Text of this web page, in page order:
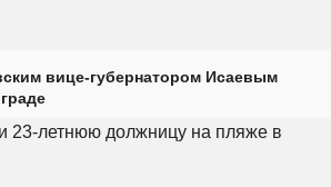
вице-губернатором Исаевым